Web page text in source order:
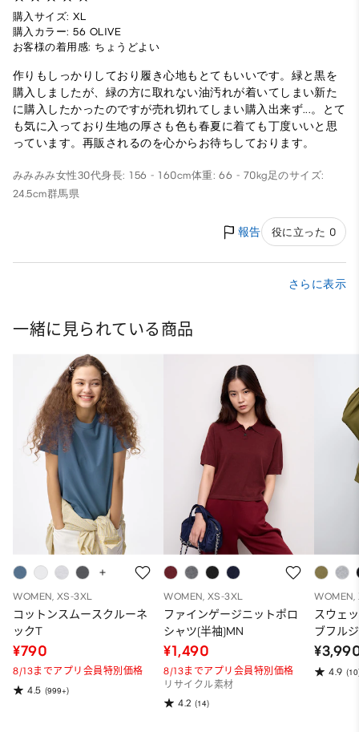
購入サイズ: XL
購入カラー: 56 OLIVE
お客様の着用感: ちょうどよい
作りもしっかりしており履き心地もとてもいいです。緑と黒を
購入しましたが、緑の方に取れない油汚れが着いてしまい新た
に購入したかったのですが売れ切れてしまい購入出来ず...。とて
も気に入っており生地の厚さも色も春夏に着ても丁度いいと思
っています。再販されるのを心からお待ちしております。
みみみみ女性30代身長: 156 - 160cm体重: 66 - 70kg足のサイズ:
24.5cm群馬県
報告 役に立った 0
さらに表示
一緒に見られている商品
WOMEN, XS-3XL
コットンスムースクルーネ
ックT
¥790
8/13までアプリ会員特別価格
4.5 (999+)
WOMEN, XS-3XL
ファインゲージニットポロ
シャツ(半袖)MN
¥1,490
8/13までアプリ会員特別価格
リサイクル素材
4.2 (14)
WOMEN,
スウェ
ブフル
ーパー
ット）
4.9